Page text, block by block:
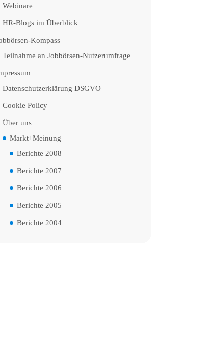
Webinare
HR-Blogs im Überblick
Kompass
Teilnahme an Jobbörsen-Nutzerumfrage
Datenschutzerklärung DSGVO
Cookie Policy
Über uns
Markt+Meinung
Berichte 2008
Berichte 2007
Berichte 2006
Berichte 2005
Berichte 2004